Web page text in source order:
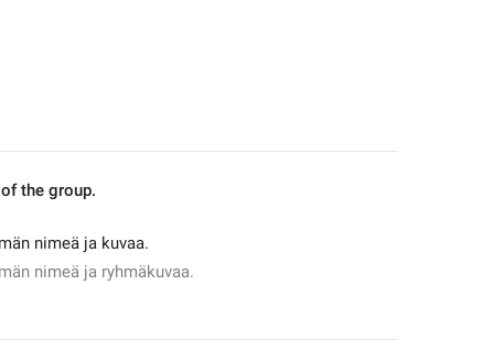
the group.
nimeä ja kuvaa.
nimeä ja ryhmäkuvaa.